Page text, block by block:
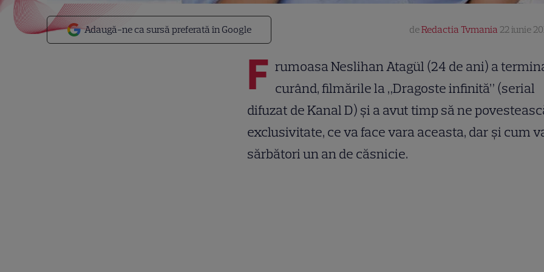
Adaugă-ne ca sursă preferată în Google deRedactia Tvmania 22 iunie
F rumoasa Neslihan Atagül (24 de ani) a
curând, filmările la „Dragoste infinită” (serial
difuzat de Kanal D) şi a avut timp să ne
exclusivitate, ce va face vara aceasta, dar şi cum
sărbători un an de căsnicie.